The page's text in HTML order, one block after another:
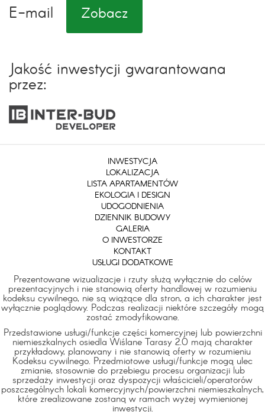
E-mail Zobacz
Jakość inwestycji gwarantowana
przez:
INWESTYCJA
LOKALIZACJA
LISTA APARTAMENTÓW
EKOLOGIA I DESIGN
UDOGODNIENIA
DZIENNIK BUDOWY
GALERIA
O INWESTORZE
KONTAKT
USŁUGI DODATKOWE
Prezentowane wizualizacje i rzuty służą wyłącznie do celów
prezentacyjnych i nie stanowią oferty handlowej w rozumieniu
kodeksu cywilnego, nie są wiążące dla stron, a ich charakter jest
wyłącznie poglądowy. Podczas realizacji niektóre szczegóły mogą
zostać zmodyfikowane.
Przedstawione usługi/funkcje części komercyjnej lub powierzchni
niemieszkalnych osiedla Wiślane Tarasy 2.0 mają charakter
przykładowy, planowany i nie stanowią oferty w rozumieniu
Kodeksu cywilnego. Przedmiotowe usługi/funkcje mogą ulec
zmianie, stosownie do przebiegu procesu organizacji lub
sprzedaży inwestycji oraz dyspozycji właścicieli/operatorów
poszczególnych lokali komercyjnych/powierzchni niemieszkalnych,
które zrealizowane zostaną w ramach wyżej wymienionej
inwestycji.